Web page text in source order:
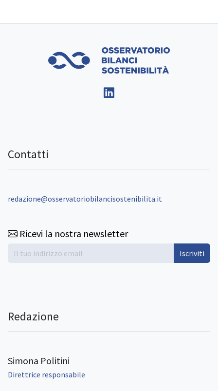
Contatti
redazione@osservatoriobilancisostenibilita.it
Ricevi la nostra newsletter
Iscriviti
Redazione
Simona Politini
Direttrice responsabile